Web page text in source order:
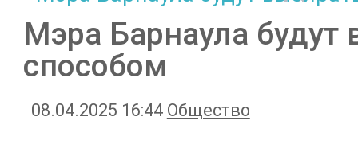
Мэра Барнаула
способом
08.04.2025 16:44 Общество